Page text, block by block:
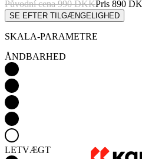
ÅNDBARHED
LETVÆGT